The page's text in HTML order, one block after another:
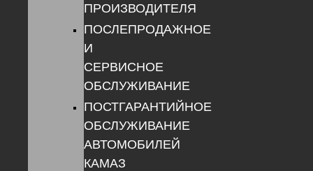
ПРОИЗВОДИТЕЛЯ
ПОСЛЕПРОДАЖНОЕ
И
СЕРВИСНОЕ
ОБСЛУЖИВАНИЕ
ПОСТГАРАНТИЙНОЕ
ОБСЛУЖИВАНИЕ
АВТОМОБИЛЕЙ
КАМАЗ